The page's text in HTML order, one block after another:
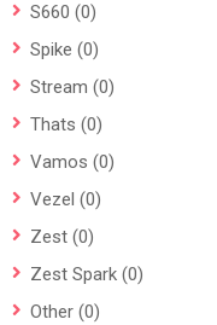
S660 (0)
Spike (0)
Stream (0)
Thats (0)
Vamos (0)
Vezel (0)
Zest (0)
Zest Spark (0)
Other (0)